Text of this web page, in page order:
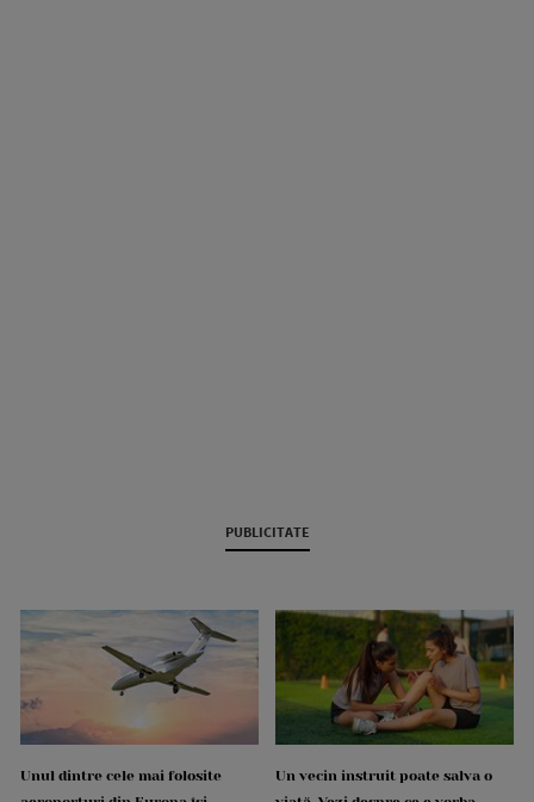
PUBLICITATE
Unul dintre cele mai folosite
Un vecin instruit poate salva o